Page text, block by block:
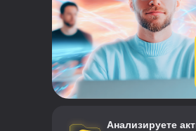
Анализируете